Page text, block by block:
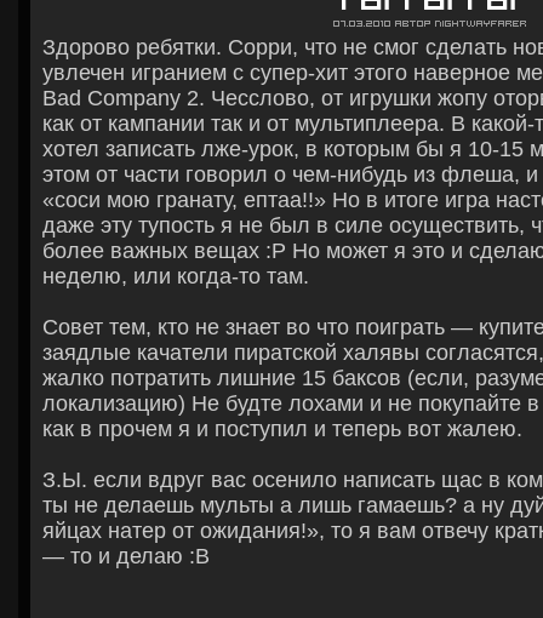
07.03.2010 Автор Nightwayfarer
Здорово ребятки. Сорри, что не смог сделать
увлечен игранием с супер-хит этого наверное
Bad Company 2. Чесслово, от игрушки жопу
как от кампании так и от мультиплеера. В
хотел записать лже-урок, в которым бы я 10-15
этом от части говорил о чем-нибудь из флеша,
«соси мою гранату, ептаа!!» Но в итоге игра
даже эту тупость я не был в силе осуществить,
более важных вещах :Р Но может я это и
неделю, или когда-то там.
Совет тем, кто не знает во что поиграть —
заядлые качатели пиратской халявы
жалко потратить лишние 15 баксов (если,
локализацию) Не будте лохами и не покупайте
как в прочем я и поступил и теперь вот жалею.
З.Ы. если вдруг вас осенило написать щас в
ты не делаешь мульты а лишь гамаешь? а ну
яйцах натер от ожидания!», то я вам отвечу
— то и делаю :В